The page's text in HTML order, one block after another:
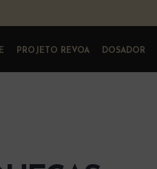
PROJETO REVOA DOSADOR